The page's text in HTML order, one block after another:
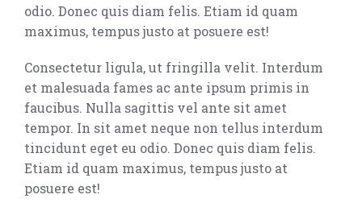
odio. Donec quis diam felis. Etiam id quam
maximus, tempus justo at posuere est!
Consectetur ligula, ut fringilla velit. Interdum
et malesuada fames ac ante ipsum primis in
faucibus. Nulla sagittis vel ante sit amet
tempor. In sit amet neque non tellus interdum
tincidunt eget eu odio. Donec quis diam felis.
Etiam id quam maximus, tempus justo at
posuere est!